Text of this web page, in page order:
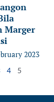
Marger
2023
4 5